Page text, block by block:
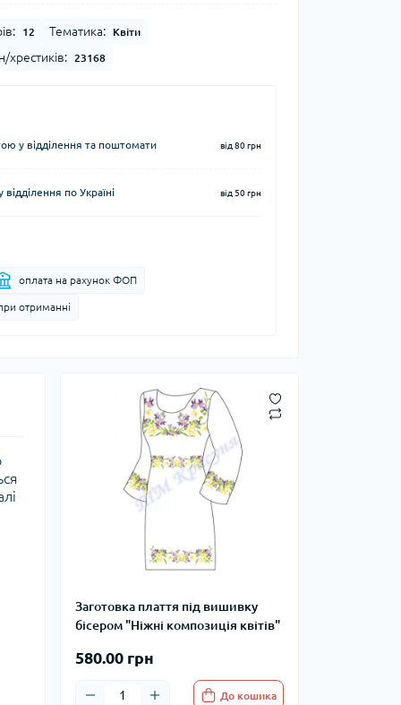
12 Тематика: Квіти
хрестиків: 23168
у відділення та поштомати від 80 грн
по Україні від 50 грн
оплата на рахунок ФОП
отриманні
Заготовка плаття під вишивку
бісером "Ніжні композиція квітів"
580.00 грн
До кошика